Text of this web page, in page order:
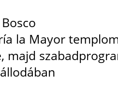
la Mayor
majd